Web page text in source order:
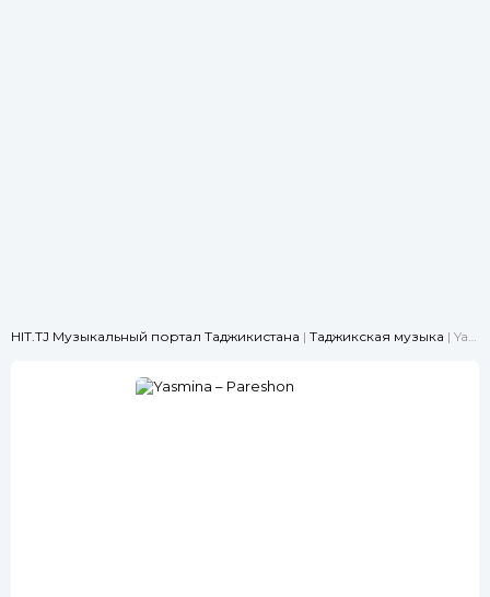
HIT.TJ Музыкальный портал Таджикистана | Таджикская музыка | Yasmina – Pareshon